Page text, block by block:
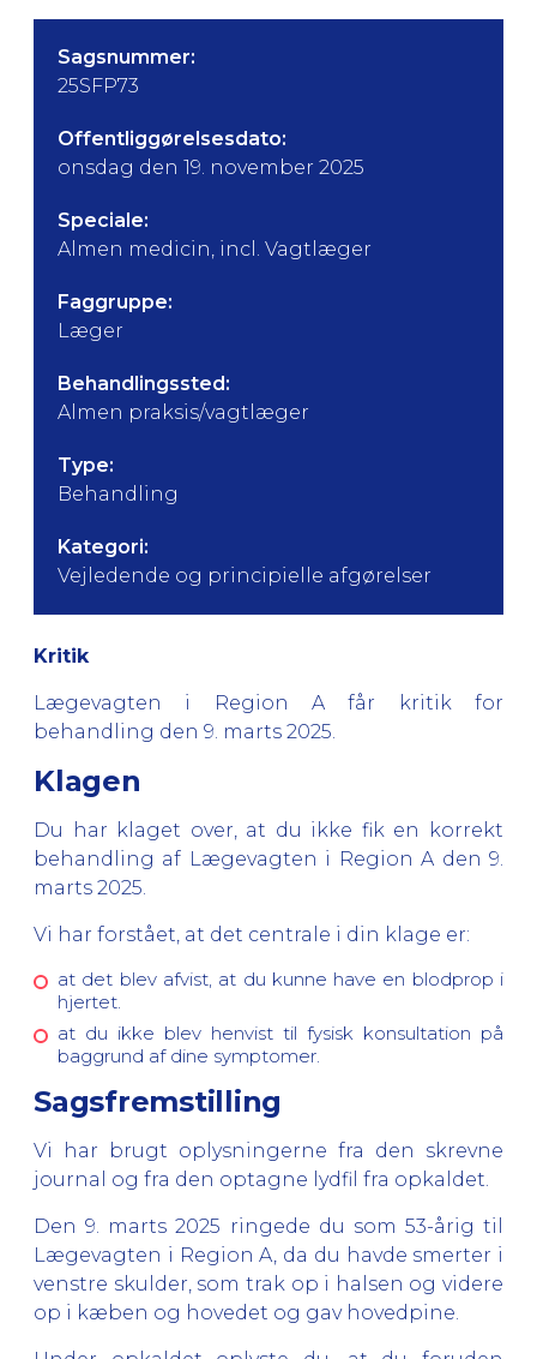
Sagsnummer:
25SFP73
Offentliggørelsesdato:
onsdag den 19. november 2025
Speciale:
Almen medicin, incl. Vagtlæger
Faggruppe:
Læger
Behandlingssted:
Almen praksis/vagtlæger
Type:
Behandling
Kategori:
Vejledende og principielle afgørelser
Kritik
Lægevagten i Region A får kritik for
behandling den 9. marts 2025.
Klagen
Du har klaget over, at du ikke fik en korrekt
behandling af Lægevagten i Region A den 9.
marts 2025.
Vi har forstået, at det centrale i din klage er:
at det blev afvist, at du kunne have en blodprop i
hjertet.
at du ikke blev henvist til fysisk konsultation på
baggrund af dine symptomer.
Sagsfremstilling
Vi har brugt oplysningerne fra den skrevne
journal og fra den optagne lydfil fra opkaldet.
Den 9. marts 2025 ringede du som 53-årig til
Lægevagten i Region A, da du havde smerter i
venstre skulder, som trak op i halsen og videre
op i kæben og hovedet og gav hovedpine.